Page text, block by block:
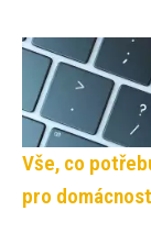
Vše, co
pro domácnost